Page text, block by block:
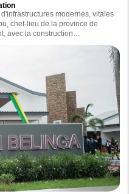
modernes, vitales
chef-lieu de la province de
avec la construction
en début de semaine
pendant que d'autres
un futur radieux. Au grand
au nord-est du Gabon.